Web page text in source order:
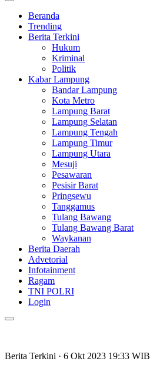
Beranda
Trending
Berita Terkini
Hukum
Kriminal
Politik
Kabar Lampung
Bandar Lampung
Kota Metro
Lampung Barat
Lampung Selatan
Lampung Tengah
Lampung Timur
Lampung Utara
Mesuji
Pesawaran
Pesisir Barat
Pringsewu
Tanggamus
Tulang Bawang
Tulang Bawang Barat
Waykanan
Berita Daerah
Advetorial
Infotainment
Ragam
TNI POLRI
Login
Berita Terkini · 6 Okt 2023 19:33 WIB